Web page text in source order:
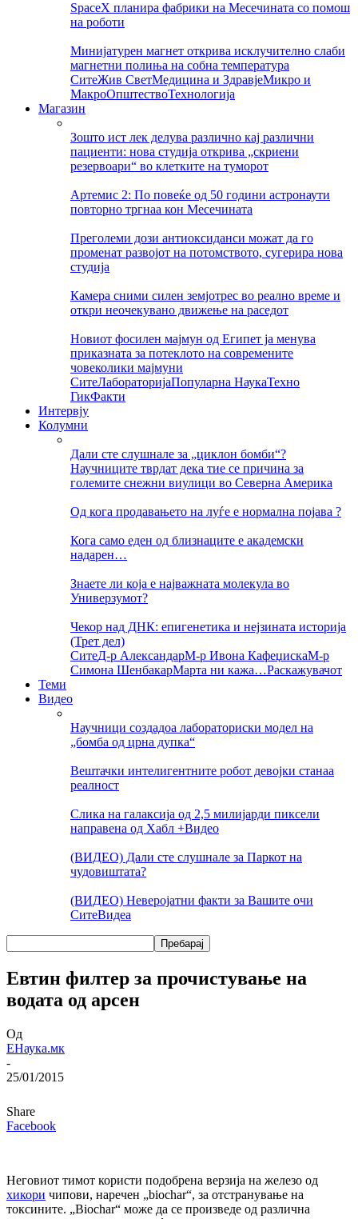
SpaceX планира фабрики на Месечината со помош
на роботи
Минијатурен магнет открива исклучително слаби
магнетни полиња на собна температура
СитеЖив СветМедицина и ЗдравјеМикро и
МакроОпштествоТехнологија
Магазин
Зошто ист лек делува различно кај различни
пациенти: нова студија открива „скриени
резервоари“ во клетките на туморот
Артемис 2: По повеќе од 50 години астронаути
повторно тргнаа кон Месечината
Преголеми дози антиоксиданси можат да го
променат развојот на потомството, сугерира нова
студија
Камера сними силен земјотрес во реално време и
откри неочекувано движење на раседот
Новиот фосилен мајмун од Египет ја менува
приказната за потеклото на современите
човеколики мајмуни
СитеЛабораторијаПопуларна НаукаТехно
ГикФакти
Интервју
Колумни
Дали сте слушнале за „циклон бомби“?
Научниците тврдат дека тие се причина за
големите снежни виулици во Северна Америка
Од кога продавањето на луѓе е нормална појава ?
Кога само еден од близнаците е академски
надарен…
Знаете ли која е најважната молекула во
Универзумот?
Чекор над ДНК: епигенетика и нејзината историја
(Трет дел)
СитеД-р АлександарМ-р Ивона КафеџискаМ-р
Симона ШенбакарМарта ни кажа…Раскажувачот
Теми
Видео
Научници создадоа лабораториски модел на
„бомба од црна дупка“
Вештачки интелигентните робот девојки станаа
реалност
Слика на галаксија од 2,5 милијарди пиксели
направена од Хабл +Видео
(ВИДЕО) Дали сте слушнале за Паркот на
чудовиштата?
(ВИДЕО) Неверојатни факти за Вашите очи
СитеВидеа
Евтин филтер за прочистување на
водата од арсен
Од
ЕНаука.мк
-
25/01/2015
Share
Facebook
Неговиот тимот користи подобрена верзија на железо од
хикори чипови, наречен „biochar“, за отстранување на
токсините. „Biochar“ може да се произведе од различна